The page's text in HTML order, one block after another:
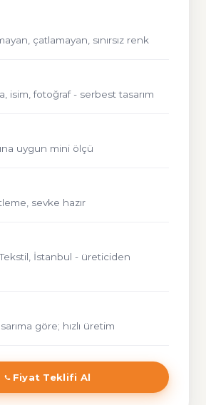
çatlamayan, sınırsız renk
isim, fotoğraf - serbest tasarım
uygun mini ölçü
sevke hazır
İstanbul - üreticiden
göre; hızlı üretim
Fiyat Teklifi Al